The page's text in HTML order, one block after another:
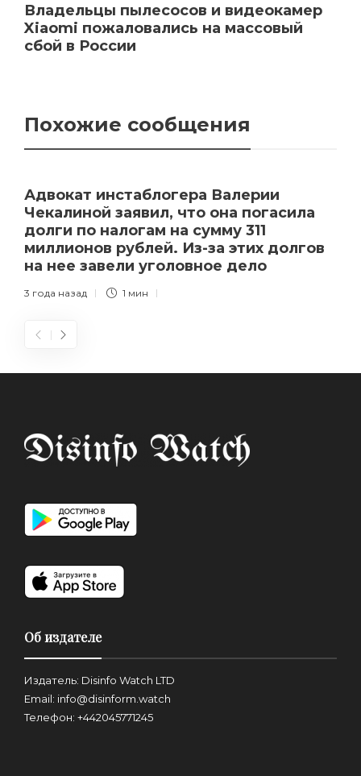
Владельцы пылесосов и видеокамер
Xiaomi пожаловались на массовый
сбой в России
Похожие сообщения
Адвокат инстаблогера Валерии
Чекалиной заявил, что она погасила
долги по налогам на сумму 311
миллионов рублей. Из-за этих долгов
на нее завели уголовное дело
3 года назад 1 мин
Об издателе
Издатель: Disinfo Watch LTD
Email: info@disinform.watch
Телефон: +442045771245